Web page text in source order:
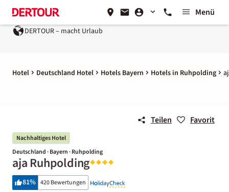
Menü
– macht Urlaub Ein Unternehmen der
Hotel Deutschland Hotel Hotels Bayern Hotels in Ruhpolding
Teilen Favorit
Nachhaltiges Hotel
Deutschland · Bayern · Ruhpolding
aja Ruhpolding
81% 420 Bewertungen